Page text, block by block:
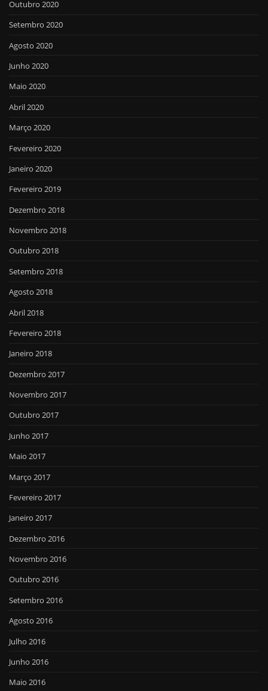
Outubro 2020
Setembro 2020
Agosto 2020
Junho 2020
Maio 2020
Abril 2020
Março 2020
Fevereiro 2020
Janeiro 2020
Fevereiro 2019
Dezembro 2018
Novembro 2018
Outubro 2018
Setembro 2018
Agosto 2018
Abril 2018
Fevereiro 2018
Janeiro 2018
Dezembro 2017
Novembro 2017
Outubro 2017
Junho 2017
Maio 2017
Março 2017
Fevereiro 2017
Janeiro 2017
Dezembro 2016
Novembro 2016
Outubro 2016
Setembro 2016
Agosto 2016
Julho 2016
Junho 2016
Maio 2016